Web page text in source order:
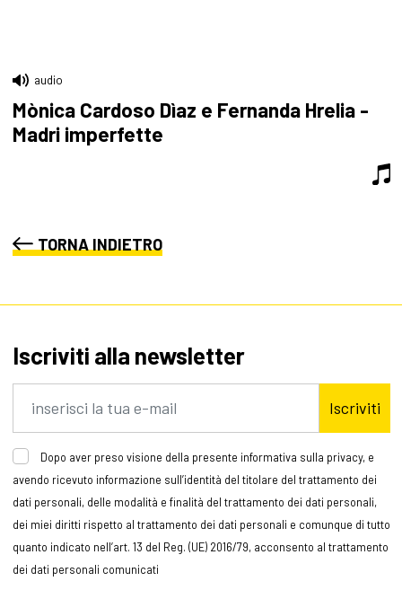
audio
Mònica Cardoso Dìaz e Fernanda Hrelia -
Madri imperfette
TORNA INDIETRO
Iscriviti alla newsletter
Iscriviti
Dopo aver preso visione della presente informativa sulla privacy, e
avendo ricevuto informazione sull’identità del titolare del trattamento dei
dati personali, delle modalità e finalità del trattamento dei dati personali,
dei miei diritti rispetto al trattamento dei dati personali e comunque di tutto
quanto indicato nell’art. 13 del Reg. (UE) 2016/79, acconsento al trattamento
dei dati personali comunicati